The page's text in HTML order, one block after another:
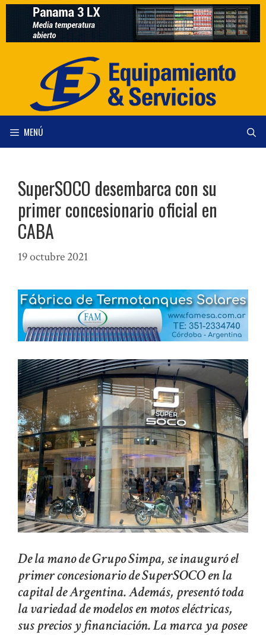
Saltar
contenido
MENÚ
SuperSOCO desembarca con su
primer concesionario oficial en
CABA
19 octubre 2021
De la mano de Grupo Simpa, se inauguró el
primer concesionario de SuperSOCO en la
capital de Argentina. Además, presentó toda
la variedad de modelos en motos eléctricas,
sus precios y financiación. La marca ya posee